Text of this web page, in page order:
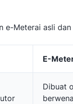
e-Meterai asli dan
E-
Dibuat